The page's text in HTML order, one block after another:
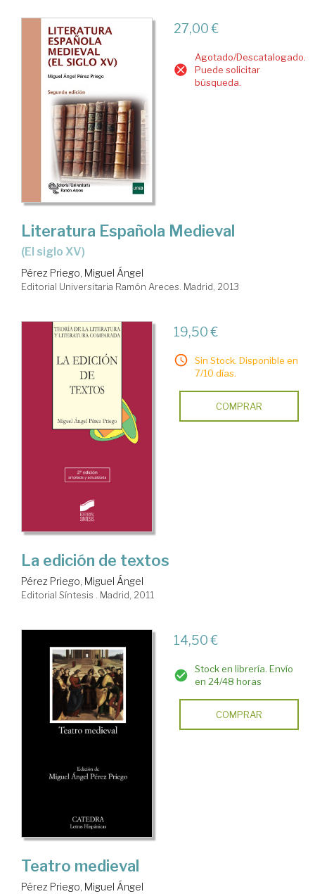
27,00 €
Agotado/Descatalogado.
Puede solicitar
búsqueda.
Literatura Española Medieval
(el siglo XV)
Pérez Priego, Miguel Ángel
Editorial Universitaria Ramón Areces. Madrid, 2013
19,50 €
Sin Stock. Disponible en
7/10 días.
COMPRAR
La edición de textos
Pérez Priego, Miguel Ángel
Editorial Síntesis . Madrid, 2011
14,50 €
Stock en librería. Envío
en 24/48 horas
COMPRAR
Teatro medieval
Pérez Priego, Miguel Ángel